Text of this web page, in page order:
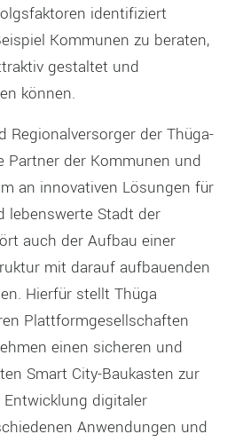
identifiziert
Kommunen zu beraten,
gestaltet und
können.
Regionalversorger der Thüga-
Partner der Kommunen und
an innovativen Lösungen für
lebenswerte Stadt der
auch der Aufbau einer
mit darauf aufbauenden
Hierfür stellt Thüga
Plattformgesellschaften
einen sicheren und
Smart City-Baukasten zur
digitaler
Anwendungen und